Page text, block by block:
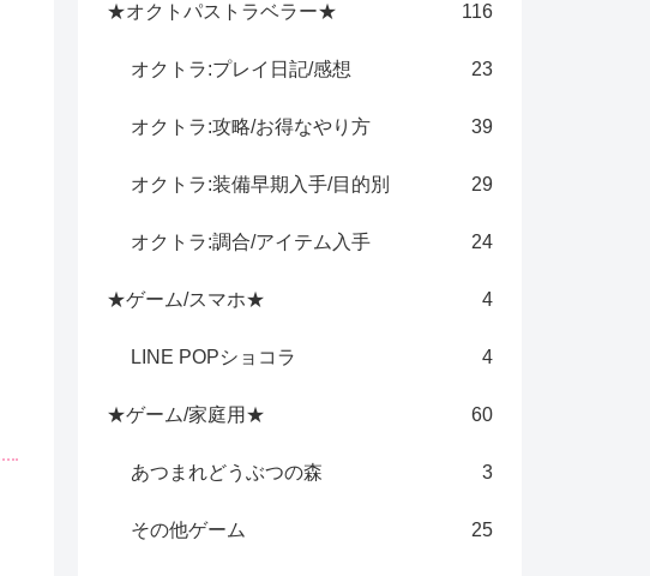
★オクトパストラベラー★ 116
オクトラ:プレイ日記/感想 23
オクトラ:攻略/お得なやり方 39
オクトラ:装備早期入手/目的別 29
オクトラ:調合/アイテム入手 24
★ゲーム/スマホ★ 4
LINE POPショコラ 4
★ゲーム/家庭用★ 60
あつまれどうぶつの森 3
その他ゲーム 25